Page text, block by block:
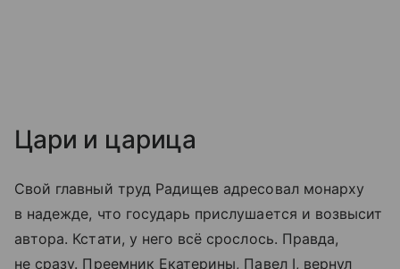
Цари и царица
Свой главный труд Радищев адресовал монарху
в надежде, что государь прислушается и возвысит
автора. Кстати, у него всё срослось. Правда,
не сразу. Преемник Екатерины, Павел I, вернул